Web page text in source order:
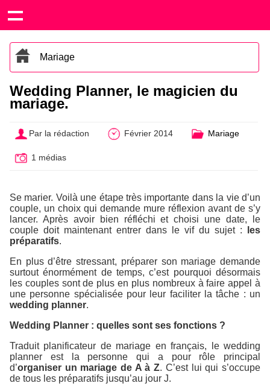
Mariage
Wedding Planner, le magicien du
mariage.
Par la rédaction Février 2014 Mariage
1 médias
Se marier. Voilà une étape très importante dans la vie d’un
couple, un choix qui demande mure réflexion avant de s’y
lancer. Après avoir bien réfléchi et choisi une date, le
couple doit maintenant entrer dans le vif du sujet :
les
préparatifs.
En plus d’être stressant, préparer son mariage demande
surtout énormément de temps, c’est pourquoi désormais
les couples sont de plus en plus nombreux à faire appel à
une personne spécialisée pour leur faciliter la tâche : un
wedding planner.
Wedding Planner : quelles sont ses fonctions ?
Traduit planificateur de mariage en français, le wedding
planner est la personne qui a pour rôle principal
d’organiser un mariage de A à Z. C’est lui qui s’occupe
de tous les préparatifs jusqu’au jour J.